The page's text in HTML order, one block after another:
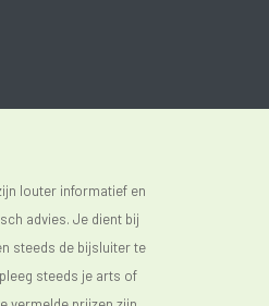
louter informatief en
advies. Je dient bij
steeds de bijsluiter te
steeds je arts of